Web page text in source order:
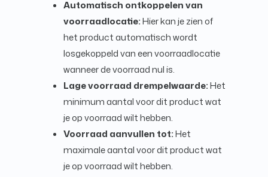
Automatisch ontkoppelen van
voorraadlocatie:Hier kan je zien of
het product automatisch wordt
losgekoppeld van een voorraadlocatie
wanneer de voorraad nul is.
Lage voorraad drempelwaarde:Het
minimum aantal voor dit product wat
je op voorraad wilt hebben.
Voorraad aanvullen tot:Het
maximale aantal voor dit product wat
je op voorraad wilt hebben.